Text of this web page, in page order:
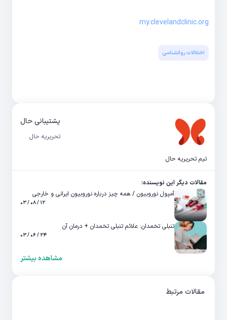
my.clevelandclinic.org
اختلالات روانشناسی
پشتیبانی حال
تحریریه حال
تیم تحریریه حال
مقالات دیگر این نویسنده:
آمپول نوروبیون / همه چیز درباره نوروبیون ایرانی و خارجی
۱۲ / ۰۸ / ۰۳
تنبلی تخمدان: علائم تنبلی تخمدان + درمان آن
۲۴ / ۰۶ / ۰۳
مشاهده بیشتر
مقالات مرتبط